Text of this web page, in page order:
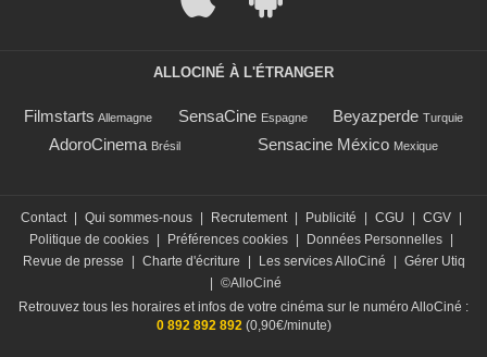
ALLOCINÉ À L'ÉTRANGER
Filmstarts Allemagne SensaCine Espagne Beyazperde Turquie
AdoroCinema Brésil Sensacine México Mexique
Contact | Qui sommes-nous | Recrutement | Publicité | CGU | CGV |
Politique de cookies | Préférences cookies | Données Personnelles |
Revue de presse
| Charte d'écriture | Les services AlloCiné | Gérer Utiq
| ©AlloCiné
Retrouvez tous les horaires et infos de votre cinéma sur le numéro AlloCiné :
0 892 892 892 (0,90€/minute)